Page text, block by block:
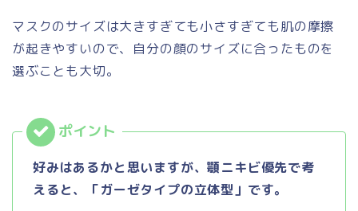
マスクのサイズは大きすぎても小さすぎても肌の摩擦
が起きやすいので、自分の顔のサイズに合ったものを
選ぶことも大切。
好みはあるかと思いますが、顎ニキビ優先で考
えると、「ガーゼタイプの立体型」です。